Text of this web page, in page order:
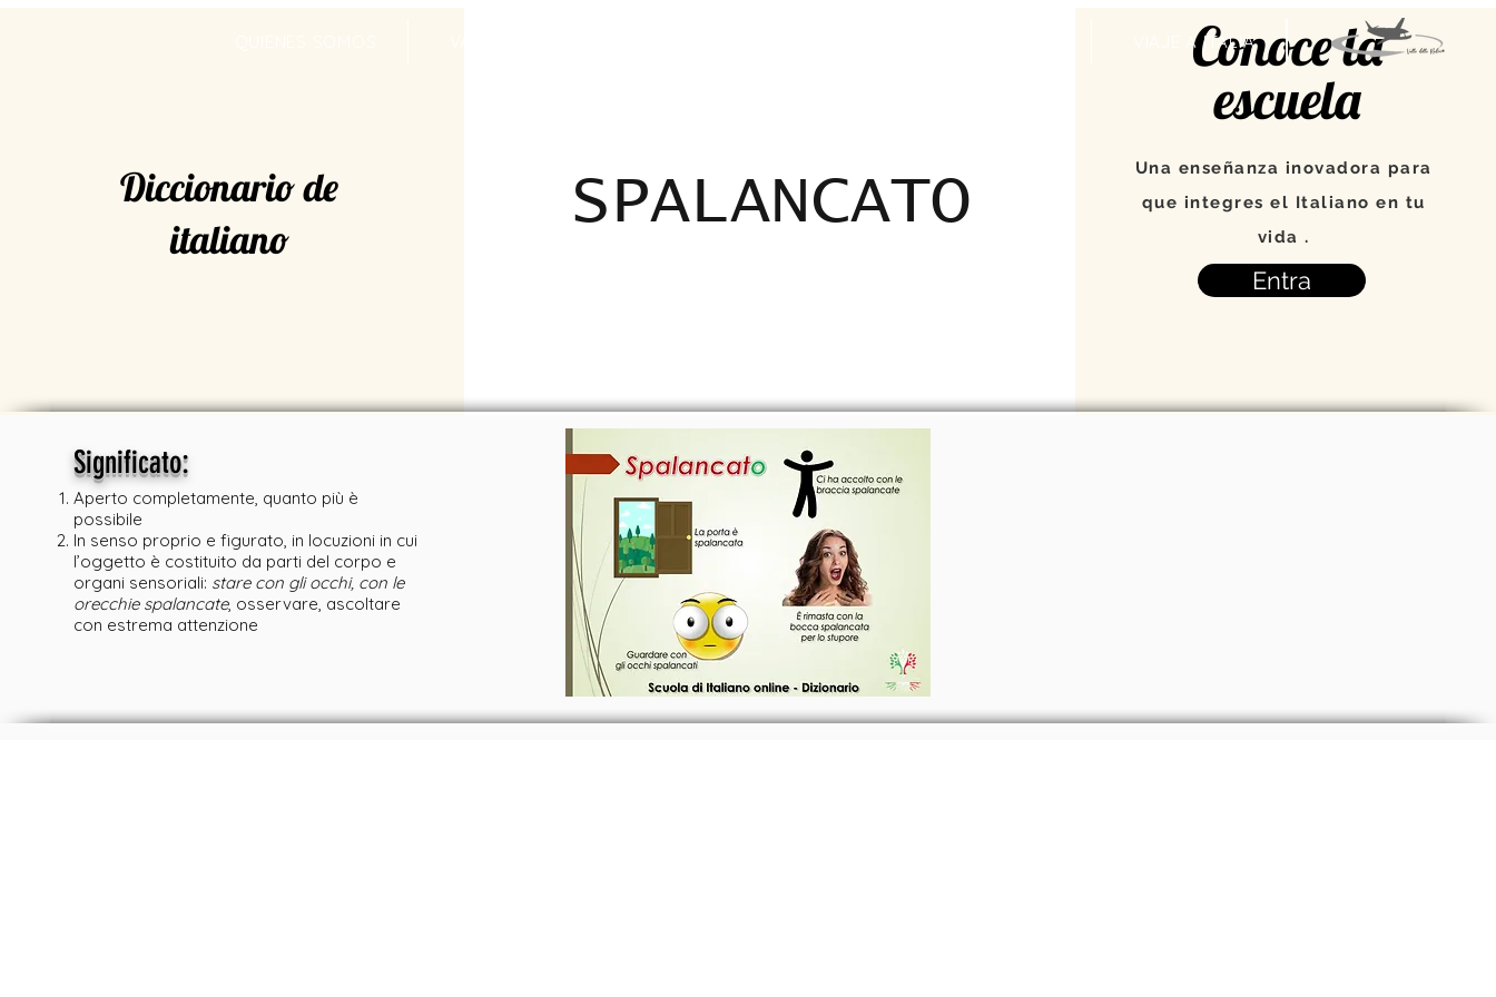
VIAJE A ITALIA
Diccionario de
italiano
SPALANCATO
Conoce la
escuela
Una enseñanza inovadora para
que integres el Italiano en tu
vida .
Entra
Significato:
Aperto completamente, quanto più è
possibile
In senso proprio e figurato, in locuzioni in cui
l’oggetto è costituito da parti del corpo e
organi sensoriali: stare con gli occhi, con le
orecchie spalancate, osservare, ascoltare
con estrema attenzione